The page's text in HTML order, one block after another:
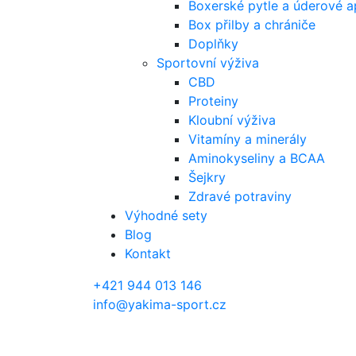
Boxerské pytle a úderové
Box přilby a chrániče
Doplňky
Sportovní výživa
CBD
Proteiny
Kloubní výživa
Vitamíny a minerály
Aminokyseliny a BCAA
Šejkry
Zdravé potraviny
Výhodné sety
Blog
Kontakt
+421 944 013 146
info@yakima-sport.cz